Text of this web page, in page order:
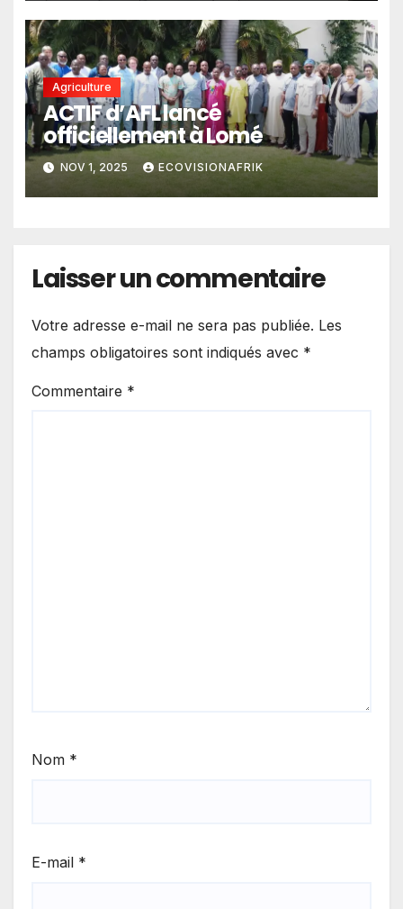
Agriculture
ACTIF d’AFL lancé
officiellement à Lomé
NOV 1, 2025 ECOVISIONAFRIK
Laisser un commentaire
Votre adresse e-mail ne sera pas publiée. Les
champs obligatoires sont indiqués avec *
Commentaire *
Nom *
E-mail *